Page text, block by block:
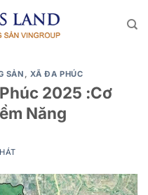
SẢN , XÃ ĐA PHÚC
2025 :Cơ
Năng